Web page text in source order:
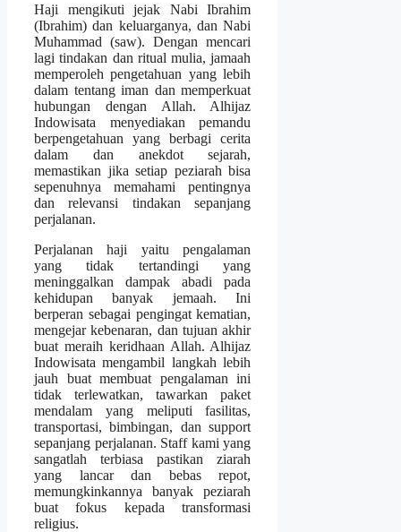
Haji mengikuti jejak Nabi Ibrahim
(Ibrahim) dan keluarganya, dan Nabi
Muhammad (saw). Dengan mencari
lagi tindakan dan ritual mulia, jamaah
memperoleh pengetahuan yang lebih
dalam tentang iman dan memperkuat
hubungan dengan Allah. Alhijaz
Indowisata menyediakan pemandu
berpengetahuan yang berbagi cerita
dalam dan anekdot sejarah,
memastikan jika setiap peziarah bisa
sepenuhnya memahami pentingnya
dan relevansi tindakan sepanjang
perjalanan.
Perjalanan haji yaitu pengalaman
yang tidak tertandingi yang
meninggalkan dampak abadi pada
kehidupan banyak jemaah. Ini
berperan sebagai pengingat kematian,
mengejar kebenaran, dan tujuan akhir
buat meraih keridhaan Allah. Alhijaz
Indowisata mengambil langkah lebih
jauh buat membuat pengalaman ini
tidak terlewatkan, tawarkan paket
mendalam yang meliputi fasilitas,
transportasi, bimbingan, dan support
sepanjang perjalanan. Staff kami yang
sangatlah terbiasa pastikan ziarah
yang lancar dan bebas repot,
memungkinkannya banyak peziarah
buat fokus kepada transformasi
religius.